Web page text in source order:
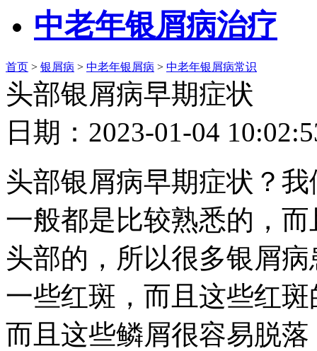
中老年银屑病治疗
首页 > 银屑病 > 中老年银屑病 > 中老年银屑病常识
头部银屑病早期症状
日期：2023-01-04
头部银屑病早期症状？
一般都是比较熟悉的，
头部的，所以很多银屑
一些红斑，而且这些红
而且这些鳞屑很容易脱